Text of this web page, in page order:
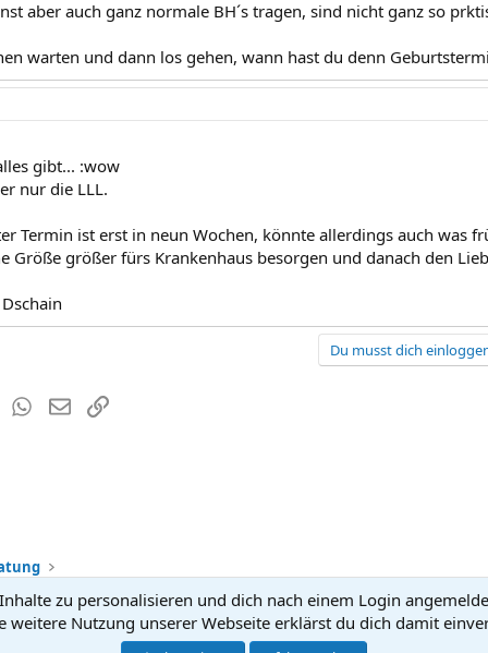
aber auch ganz normale BH´s tragen, sind nicht ganz so
warten und dann los gehen, wann hast du denn
gibt... :wow
nur die LLL.
Termin ist erst in neun Wochen, könnte allerdings auch was
Größe größer fürs Krankenhaus besorgen und danach den
Du musst dich
WhatsApp
E-MailLink
Kontakt
zu personalisieren und dich nach einem Login
weitere Nutzung unserer Webseite erklärst du dich damit